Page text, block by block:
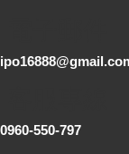
0960-550-797